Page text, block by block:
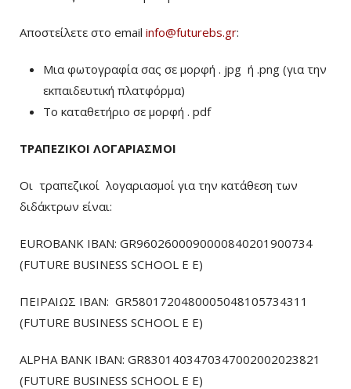
Αποστείλετε στο email info@futurebs.gr:
Μια φωτογραφία σας σε μορφή . jpg ή .png (για την
εκπαιδευτική πλατφόρμα)
To καταθετήριο σε μορφή . pdf
ΤΡΑΠΕΖΙΚΟΙ ΛΟΓΑΡΙΑΣΜΟΙ
Οι τραπεζικοί λογαριασμοί για την κατάθεση των
διδάκτρων είναι:
EUROBANK IBAN: GR9602600090000840201900734
(FUTURE BUSINESS SCHOOL E E)
ΠΕΙΡΑΙΩΣ ΙΒΑΝ: GR5801720480005048105734311
(FUTURE BUSINESS SCHOOL E E)
ALPHA BANK IBAN: GR8301403470347002002023821
(FUTURE BUSINESS SCHOOL E E)